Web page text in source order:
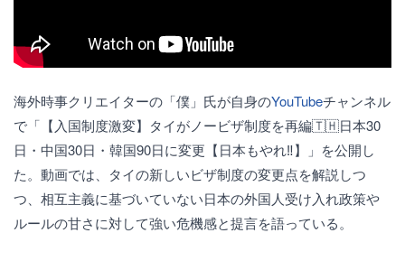
海外時事クリエイターの「僕」氏が自身のYouTubeチャンネル
で「【入国制度激変】タイがノービザ制度を再編🇹🇭日本30
日・中国30日・韓国90日に変更【日本もやれ‼︎】」を公開し
た。動画では、タイの新しいビザ制度の変更点を解説しつ
つ、相互主義に基づいていない日本の外国人受け入れ政策や
ルールの甘さに対して強い危機感と提言を語っている。